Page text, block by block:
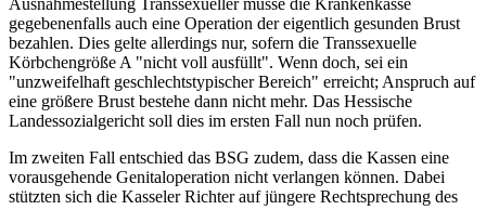
gegebenenfalls auch eine Operation der eigentlich gesunden Brust
bezahlen. Dies gelte allerdings nur, sofern die Transsexuelle
Körbchengröße A "nicht voll ausfüllt". Wenn doch, sei ein
"unzweifelhaft geschlechtstypischer Bereich" erreicht; Anspruch auf
eine größere Brust bestehe dann nicht mehr. Das Hessische
Landessozialgericht soll dies im ersten Fall nun noch prüfen.
Im zweiten Fall entschied das BSG zudem, dass die Kassen eine
vorausgehende Genitaloperation nicht verlangen können. Dabei
stützten sich die Kasseler Richter auf jüngere Rechtsprechung des